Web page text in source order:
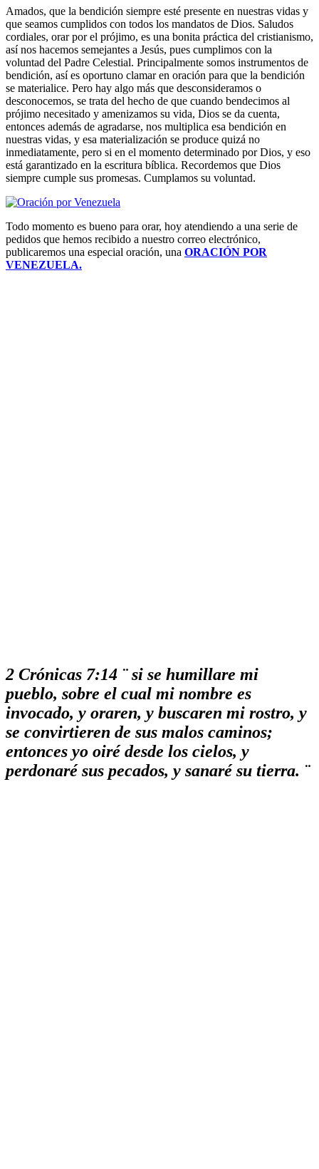
Amados, que la bendición siempre esté presente en nuestras vidas y
que seamos cumplidos con todos los mandatos de Dios. Saludos
cordiales, orar por el prójimo, es una bonita práctica del cristianismo,
así nos hacemos semejantes a Jesús, pues cumplimos con la
voluntad del Padre Celestial. Principalmente somos instrumentos de
bendición, así es oportuno clamar en oración para que la bendición
se materialice. Pero hay algo más que desconsideramos o
desconocemos, se trata del hecho de que cuando bendecimos al
prójimo necesitado y amenizamos su vida, Dios se da cuenta,
entonces además de agradarse, nos multiplica esa bendición en
nuestras vidas, y esa materialización se produce quizá no
inmediatamente, pero si en el momento determinado por Dios, y eso
está garantizado en la escritura bíblica. Recordemos que Dios
siempre cumple sus promesas. Cumplamos su voluntad.
Todo momento es bueno para orar, hoy atendiendo a una serie de
pedidos que hemos recibido a nuestro correo electrónico,
publicaremos una especial oración, una ORACIÓN POR
VENEZUELA.
2 Crónicas 7:14 ¨ si se humillare mi
pueblo, sobre el cual mi nombre es
invocado, y oraren, y buscaren mi rostro, y
se convirtieren de sus malos caminos;
entonces yo oiré desde los cielos, y
perdonaré sus pecados, y sanaré su tierra. ¨